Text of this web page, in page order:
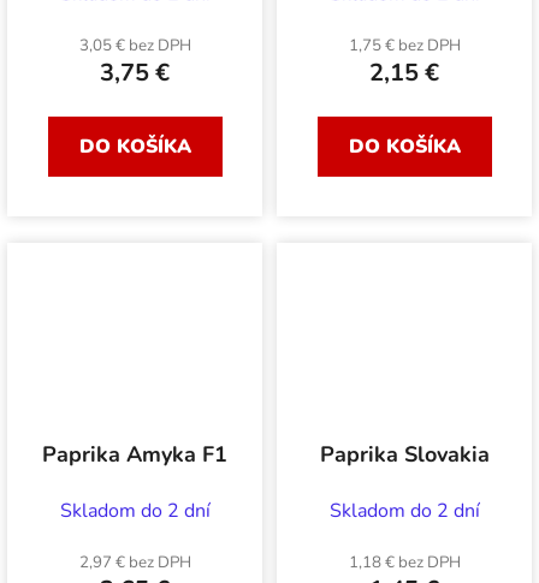
3,05 € bez DPH
3,75 €
DO KOŠÍKA
1,75 € bez DPH
2,15 €
DO KOŠÍKA
Paprika Amyka F1
Skladom do 2 dní
2,97 € bez DPH
Paprika Slovakia
Skladom do 2 dní
1,18 € bez DPH